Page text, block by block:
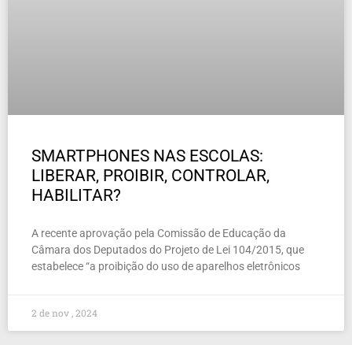
SMARTPHONES NAS ESCOLAS:
LIBERAR, PROIBIR, CONTROLAR,
HABILITAR?
A recente aprovação pela Comissão de Educação da
Câmara dos Deputados do Projeto de Lei 104/2015, que
estabelece “a proibição do uso de aparelhos eletrônicos
2 de nov , 2024